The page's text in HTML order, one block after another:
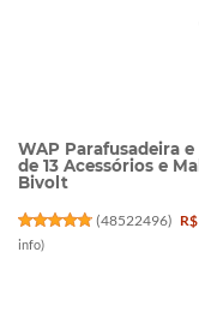
WAP Parafusadeira e
de 13 Acessórios e
Bivolt
(48522496)
info)